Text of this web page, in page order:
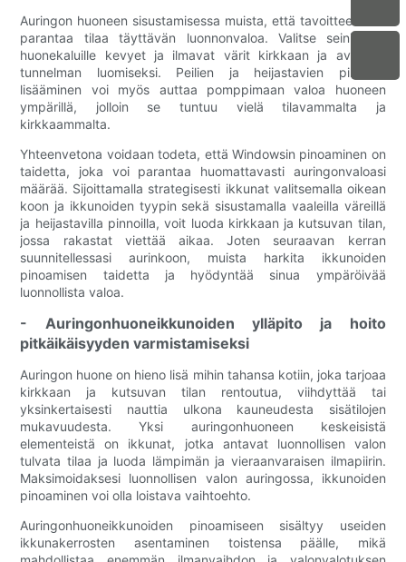
Auringon huoneen sisustamisessa muista, että tavoitteena on
parantaa tilaa täyttävän luonnonvaloa. Valitse seinille ja
huonekaluille kevyet ja ilmavat värit kirkkaan ja avoimen
tunnelman luomiseksi. Peilien ja heijastavien pintojen
lisääminen voi myös auttaa pomppimaan valoa huoneen
ympärillä, jolloin se tuntuu vielä tilavammalta ja
kirkkaammalta.
Yhteenvetona voidaan todeta, että Windowsin pinoaminen on
taidetta, joka voi parantaa huomattavasti auringonvaloasi
määrää. Sijoittamalla strategisesti ikkunat valitsemalla oikean
koon ja ikkunoiden tyypin sekä sisustamalla vaaleilla väreillä
ja heijastavilla pinnoilla, voit luoda kirkkaan ja kutsuvan tilan,
jossa rakastat viettää aikaa. Joten seuraavan kerran
suunnitellessasi aurinkoon, muista harkita ikkunoiden
pinoamisen taidetta ja hyödyntää sinua ympäröivää
luonnollista valoa.
- Auringonhuoneikkunoiden ylläpito ja hoito
pitkäikäisyyden varmistamiseksi
Auringon huone on hieno lisä mihin tahansa kotiin, joka tarjoaa
kirkkaan ja kutsuvan tilan rentoutua, viihdyttää tai
yksinkertaisesti nauttia ulkona kauneudesta sisätilojen
mukavuudesta. Yksi auringonhuoneen keskeisistä
elementeistä on ikkunat, jotka antavat luonnollisen valon
tulvata tilaa ja luoda lämpimän ja vieraanvaraisen ilmapiirin.
Maksimoidaksesi luonnollisen valon auringossa, ikkunoiden
pinoaminen voi olla loistava vaihtoehto.
Auringonhuoneikkunoiden pinoamiseen sisältyy useiden
ikkunakerrosten asentaminen toistensa päälle, mikä